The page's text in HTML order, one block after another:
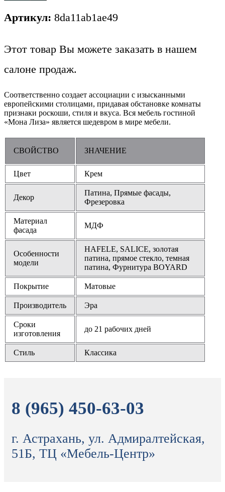
Артикул: 8da11ab1ae49
Этот товар Вы можете заказать в нашем
салоне продаж.
Соответственно создает ассоциации с изысканными
европейскими столицами, придавая обстановке комнаты
признаки роскоши, стиля и вкуса. Вся мебель гостиной
«Мона Лиза» является шедевром в мире мебели.
СВОЙСТВО ЗНАЧЕНИЕ
Цвет Крем
Декор
Патина, Прямые фасады,
Фрезеровка
Материал
фасада
МДФ
Особенности
модели
HAFELE, SALICE, золотая
патина, прямое стекло, темная
патина, Фурнитура BOYARD
Покрытие Матовые
Производитель Эра
Сроки
изготовления
до 21 рабочих дней
Стиль Классика
8 (965) 450-63-03
г. Астрахань, ул. Адмиралтейская,
51Б, ТЦ «Мебель-Центр»